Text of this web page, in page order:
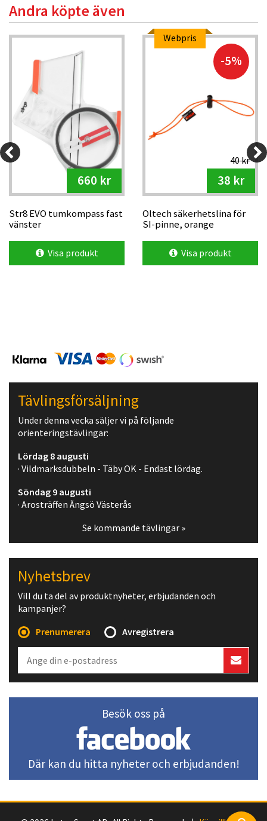
Andra köpte även
660 kr
Str8 EVO tumkompass fast
vänster
Visa produkt
Webpris
-5%
40 kr
38 kr
Oltech säkerhetslina för
SI-pinne, orange
Visa produkt
Tävlingsförsäljning
Under denna vecka säljer vi på följande
orienteringstävlingar:
Lördag 8 augusti
· Vildmarksdubbeln - Täby OK - Endast lördag.
Söndag 9 augusti
· Arosträffen Ängsö Västerås
Se kommande tävlingar »
Nyhetsbrev
Vill du ta del av produktnyheter, erbjudanden och
kampanjer?
Prenumerera
Avregistrera
Besök oss på
Där kan du hitta nyheter och erbjudanden!